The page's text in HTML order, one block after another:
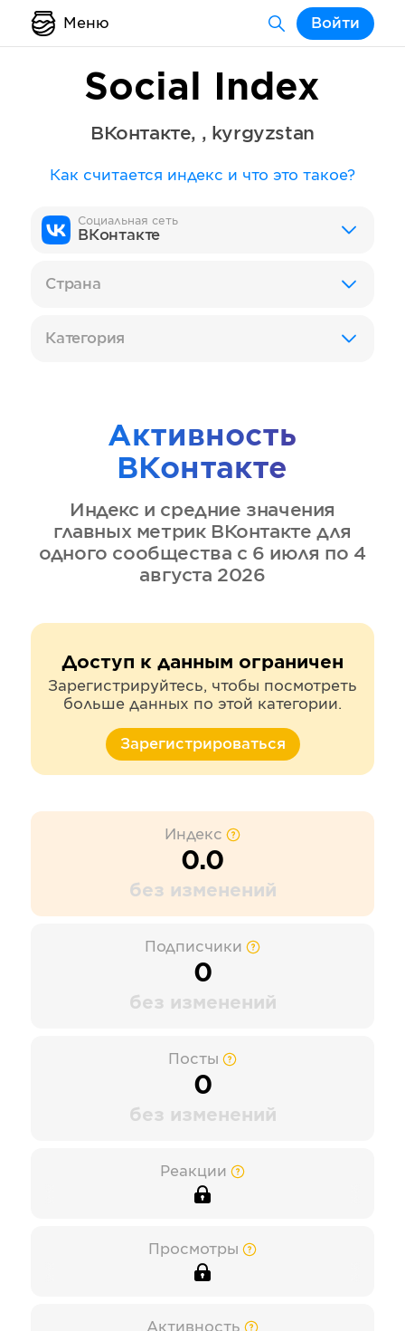
Меню Войти
Social Index
ВКонтакте, , kyrgyzstan
Как считается индекс и что это такое?
Социальная сеть
ВКонтакте
Страна
Категория
Активность
ВКонтакте
Индекс и средние значения
главных метрик ВКонтакте для
одного сообщества с 6 июля по 4
августа 2026
Доступ к данным ограничен
Зарегистрируйтесь, чтобы посмотреть
больше данных по этой категории.
Зарегистрироваться
Индекс
0.0
без изменений
Подписчики
0
без изменений
Посты
0
без изменений
Реакции
Просмотры
Активность